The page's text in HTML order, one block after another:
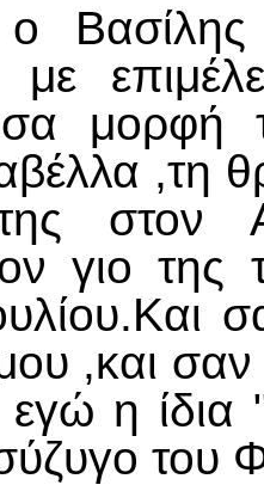
με
μορφή
,τη
στον
γιο της
,και
εγώ η
του